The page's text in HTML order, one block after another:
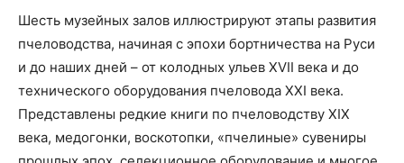
Шесть музейных залов иллюстрируют этапы развития
пчеловодства, начиная с эпохи бортничества на Руси
и до наших дней – от колодных ульев XVII века и до
технического оборудования пчеловода XXI века.
Представлены редкие книги по пчеловодству XIX
века, медогонки, воскотопки, «пчелиные» сувениры